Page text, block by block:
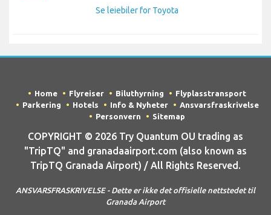
Se leiebiler for Toyota
Home Flyreiser Biluthyrning
Flyplasstransport
Parkering
Hotels Info & Nyheter
Ansvarsfraskrivelse
Personvern
Sitemap
COPYRIGHT © 2026 Try Quantum OU trading as
"TripTQ" and granadaairport.com (also known as
TripTQ Granada Airport) / All Rights Reserved.
ANSVARSFRASKRIVELSE - Dette er ikke det offisielle nettstedet til
Granada Airport